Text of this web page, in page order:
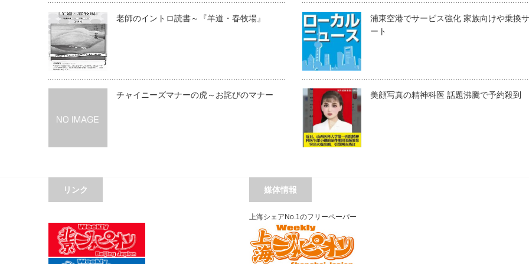
老師のイントロ読書～『羊道・春牧場』
チャイニーズマナーの虎～お詫びのマナー
浦東空港でサービス強化 家族向けや乗換
ート
美顔写真の精神科医 話題沸騰で予約殺到
リンク 媒体情報
上海シェアNo.1のフリーペーパー